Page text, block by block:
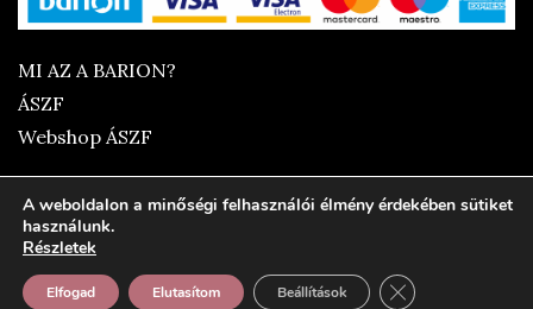
MI AZ A BARION?
ÁSZF
Webshop ÁSZF
A weboldalon a minőségi felhasználói élmény érdekében sütiket
használunk.
Részletek
Elfogad Elutasítom Beállítások Close GDPR